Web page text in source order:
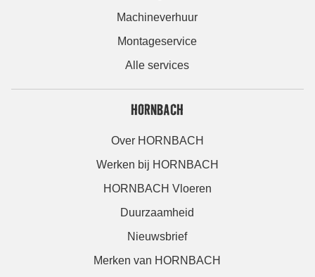
Machineverhuur
Montageservice
Alle services
HORNBACH
Over HORNBACH
Werken bij HORNBACH
HORNBACH Vloeren
Duurzaamheid
Nieuwsbrief
Merken van HORNBACH